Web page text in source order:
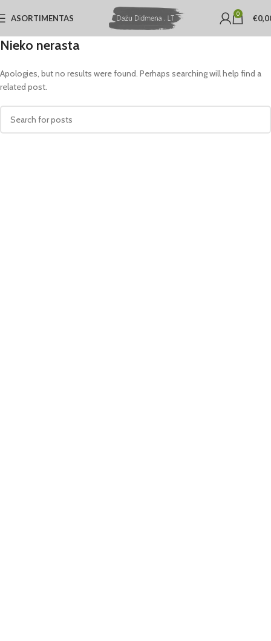
ASORTIMENTAS 0 €
Nieko nerasta
Apologies, but no results were found. Perhaps searching will help find a
related post.